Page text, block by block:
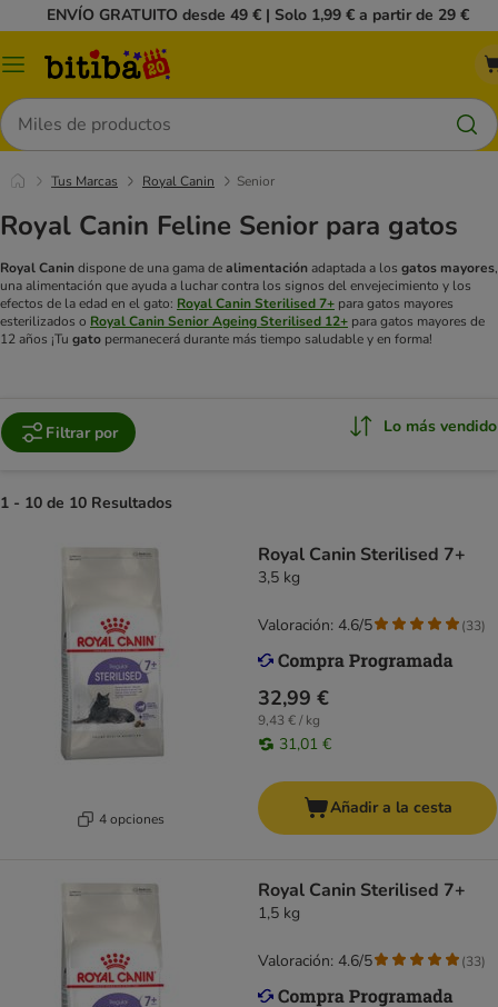
ENVÍO GRATUITO desde 49 € | Solo 1,99 € a partir de 29 €
Menú
Buscar
Tus Marcas Royal Canin Senior
Royal Canin Feline Senior para gatos
Royal Canindispone de una gama dealimentaciónadaptada a los gatos mayores,
una alimentación que ayuda a luchar contra los signos del envejecimiento y los
efectos de la edad en el gato: Royal Canin Sterilised 7+ para gatos mayores
esterilizados o Royal Canin Senior Ageing Sterilised 12+ para gatos mayores de
12 años ¡Tu gato permanecerá durante más tiempo saludable y en forma!
Filtrar por Lo más vendido
1 - 10 de 10 Resultados
4 opciones
Royal Canin Sterilised 7+
3,5 kg
32,99 €
9,43 € / kg
31,01 €
Valoración: 4.6/5 (33)
Añadir a la cesta
Royal Canin Sterilised 7+
1,5 kg
Valoración: 4.6/5 (33)